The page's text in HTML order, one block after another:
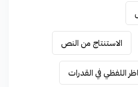
الاستنتاج من النص
اللفظي في القدرات